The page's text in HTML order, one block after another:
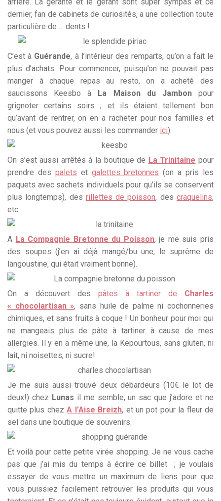
dernier, fan de cabinets de curiosités, a une collection toute
particulière de … dents !
C’est à Guérande, à l’intérieur des remparts, qu’on a fait le
plus d’achats. Pour commencer, puisqu’on ne pouvait pas
manger à chaque repas au resto, on a acheté des
saucissons Keesbo à
La Maison du Jambonpour
grignoter certains soirs ; et ils étaient tellement bon
qu’avant de rentrer, on en a racheter pour nos familles et
nous (et vous pouvez aussi les commander ici).
On s’est aussi arrêtés à la boutique de La Trinitaine pour
prendre des palets et galettes bretonnes (on a pris les
paquets avec sachets individuels pour qu’ils se conservent
plus longtemps), des rillettes de poisson, descraquelins,
etc.
A La Compagnie Bretonne du Poisson, je me suis pris
des soupes (j’en ai déjà mangé/bu une, le suprême de
langoustine, qui était vraiment bonne).
On a découvert des pâtes à tartiner de Charles
« chocolartisan », sans huile de palme ni cochonneries
chimiques, et sans fruits à coque ! Un bonheur pour moi qui
ne mangeais plus de pâte à tartiner à cause de mes
allergies. Il y en a même une, la Kepourtous, sans gluten, ni
lait, ni noisettes, ni sucre!
Je me suis aussi trouvé deux débardeurs (10€ le lot de
deux!) chez Lunas il me semble, un sac que j’adore et ne
quitte plus chezA l’Aise Breizh, et un pot pour la fleur de
sel dans une boutique de souvenirs.
Et voilà pour cette petite virée shopping. Je ne vous cache
pas que j’ai mis du temps à écrire ce billet ; je voulais
essayer de vous mettre un maximum de liens pour que
vous puissiez facilement retrouver les produits qui vous